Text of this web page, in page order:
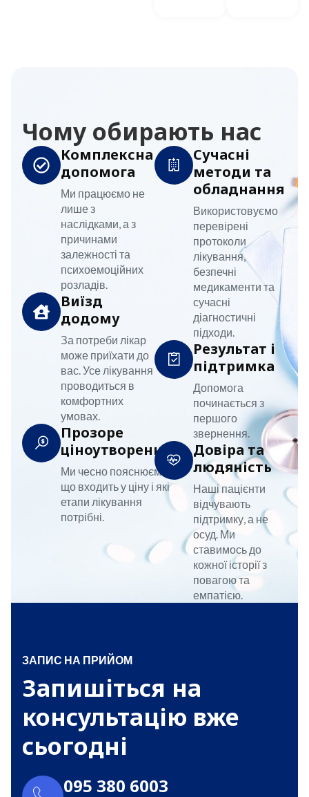
Чому обирають нас
Комплексна
допомога
Ми працюємо не
лише з
наслідками, а з
причинами
залежності та
психоемоційних
розладів.
Виїзд
додому
За потреби лікар
може приїхати до
вас. Усе лікування
проводиться в
комфортних
умовах.
Прозоре
ціноутворення
Ми чесно пояснюємо,
що входить у ціну і які
етапи лікування
потрібні.
Сучасні
методи та
обладнання
Використовуємо
перевірені
протоколи
лікування,
безпечні
медикаменти та
сучасні
діагностичні
підходи.
Результат і
підтримка
Допомога
починається з
першого
звернення.
Довіра та
людяність
Наші пацієнти
відчувають
підтримку, а не
осуд. Ми
ставимось до
кожної історії з
повагою та
емпатією.
ЗАПИС НА ПРИЙОМ
Запишіться на
консультацію вже
сьогодні
095 380 6003